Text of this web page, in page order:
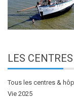
LES
Tous les centres &
Vie 2025